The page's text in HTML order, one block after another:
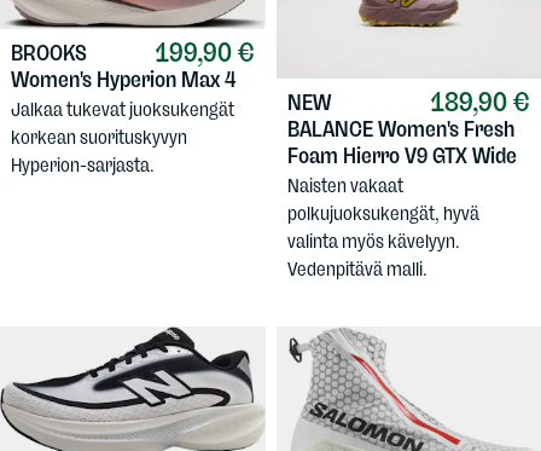
199,90 €
BROOKS
Women's Hyperion Max 4
Jalkaa tukevat juoksukengät
korkean suorituskyvyn
Hyperion-sarjasta.
189,90 €
NEW
BALANCEWomen's Fresh
Foam Hierro V9 GTX Wide
Naisten vakaat
polkujuoksukengät, hyvä
valinta myös kävelyyn.
Vedenpitävä malli.